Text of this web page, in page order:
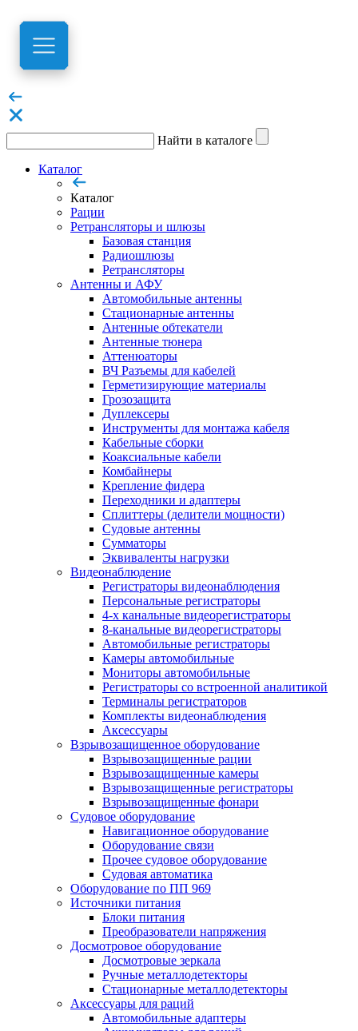
Найти в каталоге
Каталог
Каталог
Рации
Ретрансляторы и шлюзы
Базовая станция
Радиошлюзы
Ретрансляторы
Антенны и АФУ
Автомобильные антенны
Стационарные антенны
Антенные обтекатели
Антенные тюнера
Аттенюаторы
ВЧ Разъемы для кабелей
Герметизирующие материалы
Грозозащита
Дуплексеры
Инструменты для монтажа кабеля
Кабельные сборки
Коаксиальные кабели
Комбайнеры
Крепление фидера
Переходники и адаптеры
Сплиттеры (делители мощности)
Судовые антенны
Сумматоры
Эквиваленты нагрузки
Видеонаблюдение
Регистраторы видеонаблюдения
Персональные регистраторы
4-х канальные видеорегистраторы
8-канальные видеорегистраторы
Автомобильные регистраторы
Камеры автомобильные
Мониторы автомобильные
Регистраторы со встроенной аналитикой
Терминалы регистраторов
Комплекты видеонаблюдения
Аксессуары
Взрывозащищенное оборудование
Взрывозащищенные рации
Взрывозащищенные камеры
Взрывозащищенные регистраторы
Взрывозащищенные фонари
Судовое оборудование
Навигационное оборудование
Оборудование связи
Прочее судовое оборудование
Судовая автоматика
Оборудование по ПП 969
Источники питания
Блоки питания
Преобразователи напряжения
Досмотровое оборудование
Досмотровые зеркала
Ручные металлодетекторы
Стационарные металлодетекторы
Аксессуары для раций
Автомобильные адаптеры